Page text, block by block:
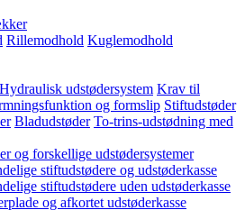
Rillemodhold Kuglemodhold
Hydraulisk udstødersystem Krav til
og formslip Stiftudstøder
Bladudstøder To-trins-udstødning med
og forskellige udstødersystemer
stiftudstødere og udstøderkasse
stiftudstødere uden udstøderkasse
og afkortet udstøderkasse